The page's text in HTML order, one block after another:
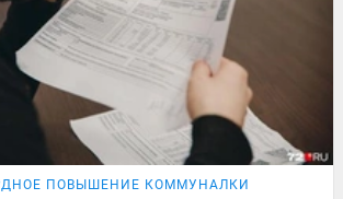
ПОВЫШЕНИЕ КОММУНАЛКИ